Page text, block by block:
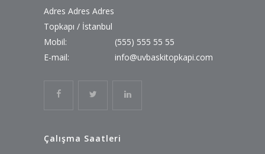
Adres Adres Adres
Topkapı / İstanbul
Mobil:
(555) 555 55 55
E-mail:
info@uvbaskitopkapi.com
Çalışma Saatleri